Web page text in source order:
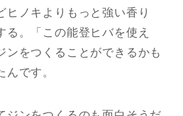
ヒノキよりもっと強い香り
る。「この能登ヒバを使え
ンをつくることができるかも
んです。